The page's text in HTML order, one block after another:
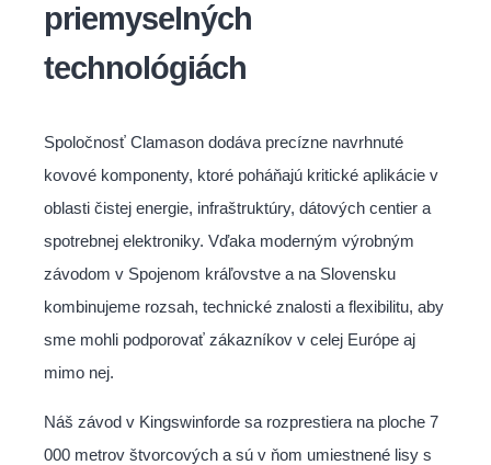
priemyselných
technológiách
Spoločnosť Clamason dodáva precízne navrhnuté
kovové komponenty, ktoré poháňajú kritické aplikácie v
oblasti čistej energie, infraštruktúry, dátových centier a
spotrebnej elektroniky. Vďaka moderným výrobným
závodom v Spojenom kráľovstve a na Slovensku
kombinujeme rozsah, technické znalosti a flexibilitu, aby
sme mohli podporovať zákazníkov v celej Európe aj
mimo nej.
Náš závod v Kingswinforde sa rozprestiera na ploche 7
000 metrov štvorcových a sú v ňom umiestnené lisy s